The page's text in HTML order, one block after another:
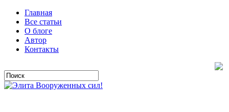
Главная
Все статьи
О блоге
Автор
Контакты